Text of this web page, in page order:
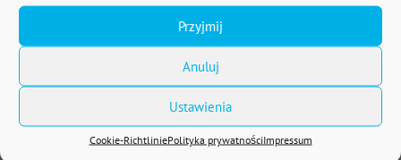
Przyjmij
Anuluj
Ustawienia
Cookie-RichtliniePolityka prywatnościImpressum
Handels- und Gesellschaftsrecht